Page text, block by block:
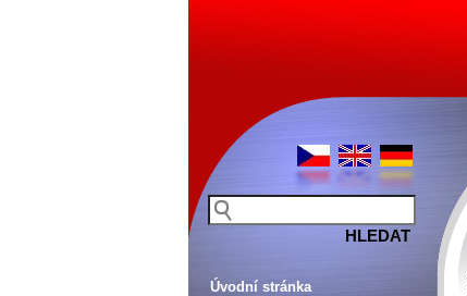
Úvodní stránka